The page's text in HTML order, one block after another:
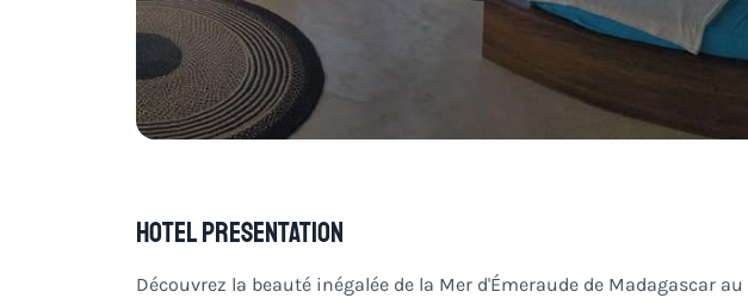
Hotel Presentation
Découvrez la beauté inégalée de la Mer d'Émeraude de Madagascar au